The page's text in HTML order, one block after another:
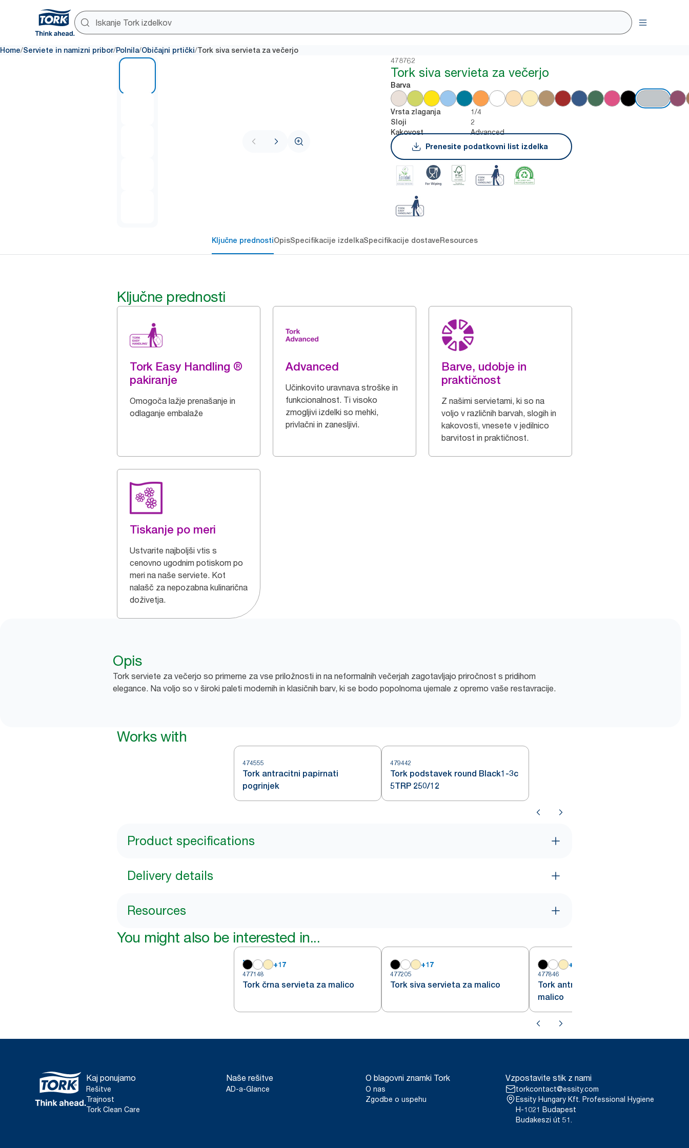
Home/Serviete in namizni pribor/Polnila/Običajni prtički/Tork siva servieta za večerjo
478762
Tork siva servieta za večerjo
Barva
Vrsta zlaganja 1/4
Sloji 2
Kakovost
Advanced
Prenesite podatkovni list izdelka
Ključne prednostiOpisSpecifikacije izdelkaSpecifikacije dostaveResources
Ključne prednosti
Tork Easy Handling ®
pakiranje
Omogoča lažje prenašanje in
odlaganje embalaže
Advanced
Učinkovito uravnava stroške in
funkcionalnost. Ti visoko
zmogljivi izdelki so mehki,
privlačni in zanesljivi.
Barve, udobje in
praktičnost
Z našimi servietami, ki so na
voljo v različnih barvah, slogih in
kakovosti, vnesete v jedilnico
barvitost in praktičnost.
Tiskanje po meri
Ustvarite najboljši vtis s
cenovno ugodnim potiskom po
meri na naše serviete. Kot
nalašč za nepozabna kulinarična
doživetja.
Opis
Tork serviete za večerjo so primerne za vse priložnosti in na neformalnih večerjah zagotavljajo priročnost s pridihom
elegance. Na voljo so v široki paleti modernih in klasičnih barv, ki se bodo popolnoma ujemale z opremo vaše restavracije.
Works with
474555
Tork antracitni papirnati
pogrinjek
479442
Tork podstavek round Black1-3c
5TRP 250/12
Product specifications
Delivery details
Resources
You might also be interested in...
+17
477148
Tork črna servieta za malico
+17
477205
Tork siva servieta za malico
+
477846
Tork antracitna servieta za
malico
Kaj ponujamo
Rešitve
Trajnost
Tork Clean Care
Naše rešitve
AD-a-Glance
O blagovni znamki Tork
O nas
Zgodbe o uspehu
Vzpostavite stik z nami
torkcontact@essity.com
Essity Hungary Kft. Professional Hygiene
H-1021 Budapest
Budakeszi út 51.